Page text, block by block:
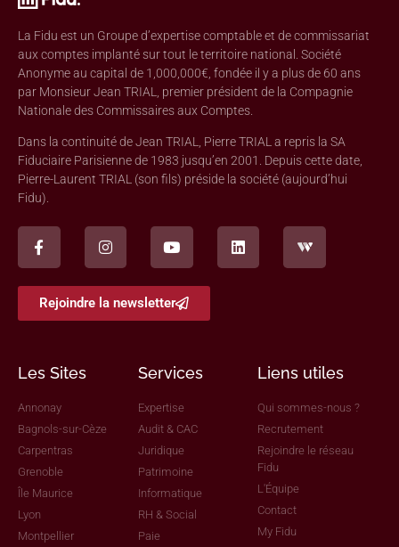
La Fidu est un Groupe d’expertise comptable et de commissariat
aux comptes implanté sur tout le territoire national. Société
Anonyme au capital de 1,000,000€, fondée il y a plus de 60 ans
par Monsieur Jean TRIAL, premier président de la Compagnie
Nationale des Commissaires aux Comptes.
Dans la continuité de Jean TRIAL, Pierre TRIAL a repris la SA
Fiduciaire Parisienne de 1983 jusqu’en 2001. Depuis cette date,
Pierre-Laurent TRIAL (son fils) préside la société (aujourd’hui
Fidu).
Rejoindre la newsletter
Les Sites
Annonay
Bagnols-sur-Cèze
Carpentras
Grenoble
Île Maurice
Lyon
Montpellier
Services
Expertise
Audit & CAC
Juridique
Patrimoine
Informatique
RH & Social
Paie
Liens utiles
Qui sommes-nous ?
Recrutement
Rejoindre le réseau
Fidu
L'Équipe
Contact
My Fidu